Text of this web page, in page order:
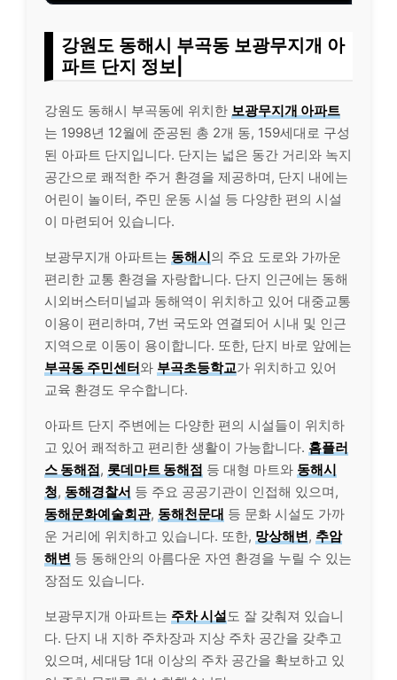
강원도 동해시 부곡동 보광무지개 아
파트 단지 정보|
강원도 동해시 부곡동에 위치한 보광무지개 아파트
는 1998년 12월에 준공된 총 2개 동, 159세대로 구성
된 아파트 단지입니다. 단지는 넓은 동간 거리와 녹지
공간으로 쾌적한 주거 환경을 제공하며, 단지 내에는
어린이 놀이터, 주민 운동 시설 등 다양한 편의 시설
이 마련되어 있습니다.
보광무지개 아파트는 동해시의 주요 도로와 가까운
편리한 교통 환경을 자랑합니다. 단지 인근에는 동해
시외버스터미널과 동해역이 위치하고 있어 대중교통
이용이 편리하며, 7번 국도와 연결되어 시내 및 인근
지역으로 이동이 용이합니다. 또한, 단지 바로 앞에는
부곡동 주민센터와 부곡초등학교가 위치하고 있어
교육 환경도 우수합니다.
아파트 단지 주변에는 다양한 편의 시설들이 위치하
고 있어 쾌적하고 편리한 생활이 가능합니다. 홈플러
스 동해점, 롯데마트 동해점 등 대형 마트와 동해시
청, 동해경찰서 등 주요 공공기관이 인접해 있으며,
동해문화예술회관, 동해천문대 등 문화 시설도 가까
운 거리에 위치하고 있습니다. 또한, 망상해변, 추암
해변 등 동해안의 아름다운 자연 환경을 누릴 수 있는
장점도 있습니다.
보광무지개 아파트는 주차 시설도 잘 갖춰져 있습니
다. 단지 내 지하 주차장과 지상 주차 공간을 갖추고
있으며, 세대당 1대 이상의 주차 공간을 확보하고 있